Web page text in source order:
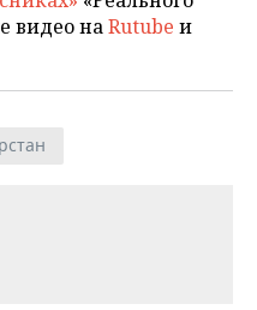
видео наRutube и